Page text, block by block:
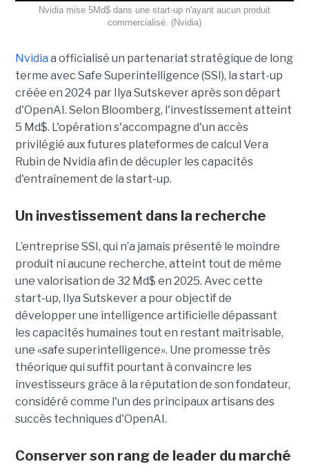
Nvidia mise 5Md$ dans une start-up n'ayant aucun produit
commercialisé. (Nvidia)
Nvidia a officialisé un partenariat stratégique de long
terme avec Safe Superintelligence (SSI), la start-up
créée en 2024 par Ilya Sutskever après son départ
d'OpenAI. Selon Bloomberg, l'investissement atteint
5 Md$. L'opération s'accompagne d'un accès
privilégié aux futures plateformes de calcul Vera
Rubin de Nvidia afin de décupler les capacités
d'entraînement de la start-up.
Un investissement dans la recherche
L’entreprise SSI, qui n’a jamais présenté le moindre
produit ni aucune recherche, atteint tout de même
une valorisation de 32 Md$ en 2025. Avec cette
start-up, Ilya Sutskever a pour objectif de
développer une intelligence artificielle dépassant
les capacités humaines tout en restant maîtrisable,
une «safe superintelligence». Une promesse très
théorique qui suffit pourtant à convaincre les
investisseurs grâce à la réputation de son fondateur,
considéré comme l'un des principaux artisans des
succès techniques d'OpenAI.
Conserver son rang de leader du marché